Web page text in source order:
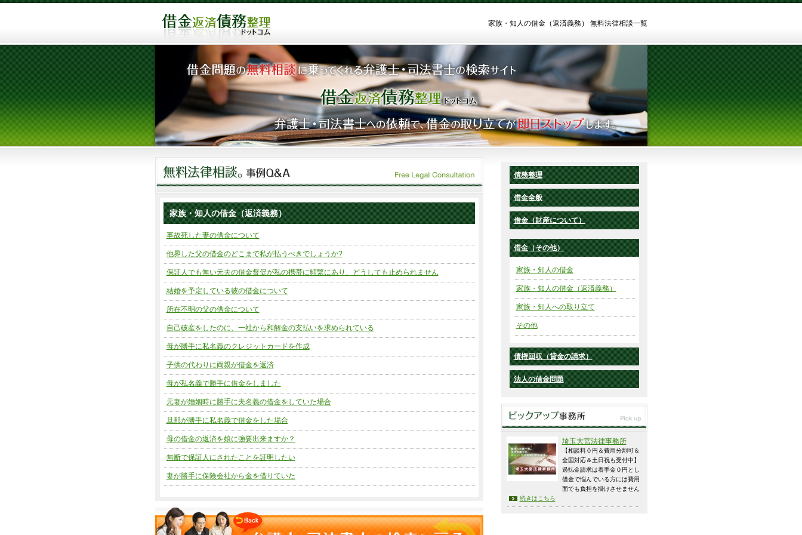
家族・知人の借金（返済義務） 無料法律相談一覧
家族・知人の借金（返済義務）
事故死した妻の借金について
他界した父の借金のどこまで私が払うべきでしょうか?
保証人でも無い元夫の借金督促が私の携帯に頻繁にあり、どうしても止められません
結婚を予定している彼の借金について
所在不明の父の借金について
自己破産をしたのに、一社から和解金の支払いを求められている
母が勝手に私名義のクレジットカードを作成
子供の代わりに両親が借金を返済
母が私名義で勝手に借金をしました
元妻が婚姻時に勝手に夫名義の借金をしていた場合
旦那が勝手に私名義で借金をした場合
母の借金の返済を娘に強要出来ますか？
無断で保証人にされたことを証明したい
妻が勝手に保険会社から金を借りていた
債務整理
借金全般
借金（財産について）
借金（その他）
家族・知人の借金
家族・知人の借金（返済義務）
家族・知人への取り立て
その他
債権回収（貸金の請求）
法人の借金問題
埼玉大宮法律事務所
【相談料０円＆費用分割可＆
全国対応＆土日祝も受付中】
過払金請求は着手金０円とし
借金で悩んでいる方には費用
面でも負担を掛けさせません
続きはこちら